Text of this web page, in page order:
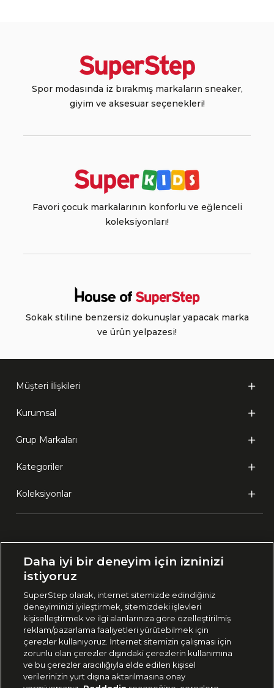
Spor modasında iz bırakmış markaların sneaker,
giyim ve aksesuar seçenekleri!
Favori çocuk markalarının konforlu ve eğlenceli
koleksiyonları!
Sokak stiline benzersiz dokunuşlar yapacak marka
ve ürün yelpazesi!
Müşteri İlişkileri
Kurumsal
Grup Markaları
Kategoriler
Koleksiyonlar
🇹🇷 Türkiye
444 37 36
Uygulamadan Takip Edin
Daha iyi bir deneyim için izninizi
istiyoruz
SuperStep olarak, internet sitemizde edindiğiniz
deneyiminizi iyileştirmek, sitemizdeki işlevleri
kişiselleştirmek ve ilgi alanlarınıza göre özelleştirilmiş
reklam/pazarlama faaliyetleri yürütebilmek için
çerezler kullanıyoruz. İnternet sitemizin çalışması için
zorunlu olan çerezler dışındaki çerezlerin kullanımına
ve bu çerezler aracılığıyla elde edilen kişisel
verilerinizin yurt dışına aktarılmasına onay